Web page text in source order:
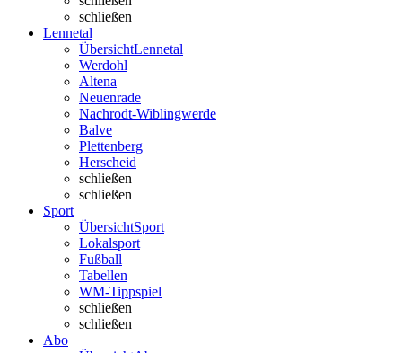
schließen
Lennetal
ÜbersichtLennetal
Werdohl
Altena
Neuenrade
Nachrodt-Wiblingwerde
Balve
Plettenberg
Herscheid
schließen
schließen
Sport
ÜbersichtSport
Lokalsport
Fußball
Tabellen
WM-Tippspiel
schließen
schließen
Abo